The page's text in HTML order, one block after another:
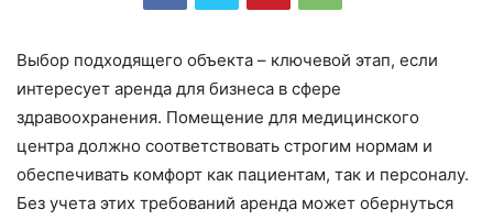
Выбор подходящего объекта – ключевой этап, если
интересует аренда для бизнеса в сфере
здравоохранения. Помещение для медицинского
центра должно соответствовать строгим нормам и
обеспечивать комфорт как пациентам, так и персоналу.
Без учета этих требований аренда может обернуться